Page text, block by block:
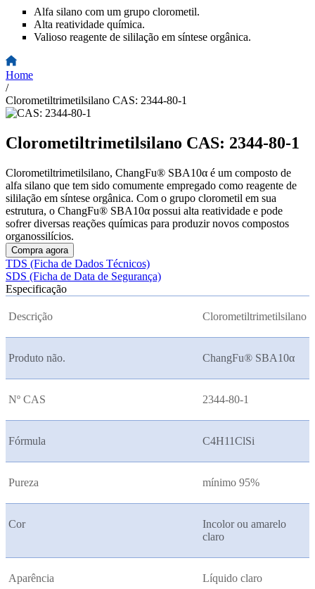
Alfa silano com um grupo clorometil.
Alta reatividade química.
Valioso reagente de sililação em síntese orgânica.
Home
/
Clorometiltrimetilsilano CAS: 2344-80-1
Clorometiltrimetilsilano CAS: 2344-80-1
Clorometiltrimetilsilano, ChangFu® SBA10α é um composto de
alfa silano que tem sido comumente empregado como reagente de
sililação em síntese orgânica. Com o grupo clorometil em sua
estrutura, o ChangFu® SBA10α possui alta reatividade e pode
sofrer diversas reações químicas para produzir novos compostos
organossilícios.
Compra agora
TDS (Ficha de Dados Técnicos)
SDS (Ficha de Data de Segurança)
Especificação
Descrição Clorometiltrimetilsilano
Produto não. ChangFu® SBA10α
Nº CAS 2344-80-1
Fórmula C4H11ClSi
Pureza mínimo 95%
Cor
Incolor ou amarelo
claro
Aparência Líquido claro